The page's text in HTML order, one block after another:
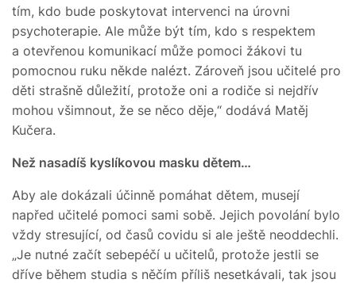
tím, kdo bude poskytovat intervenci na úrovni
psychoterapie. Ale může být tím, kdo s respektem
a otevřenou komunikací může pomoci žákovi tu
pomocnou ruku někde nalézt. Zároveň jsou učitelé pro
děti strašně důležití, protože oni a rodiče si nejdřív
mohou všimnout, že se něco děje,“ dodává Matěj
Kučera.
Než nasadíš kyslíkovou masku dětem…
Aby ale dokázali účinně pomáhat dětem, musejí
napřed učitelé pomoci sami sobě. Jejich povolání bylo
vždy stresující, od časů covidu si ale ještě neoddechli.
„Je nutné začít sebepéčí u učitelů, protože jestli se
dříve během studia s něčím příliš nesetkávali, tak jsou